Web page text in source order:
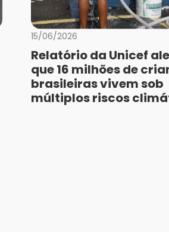
15/06/2026
Relatório da Unicef
que 16 milhões de
brasileiras vivem sob
múltiplos riscos